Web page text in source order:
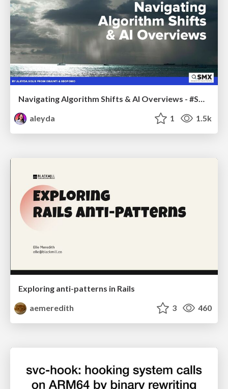
Navigating Algorithm Shifts & AI Overviews - #SMXNext
aleyda
1 1.5k
Exploring anti-patterns in Rails
aemeredith
3 460